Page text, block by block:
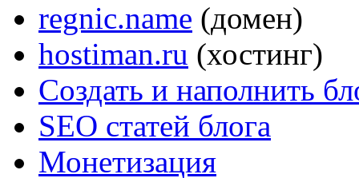
regnic.name (домен)
hostiman.ru (хостинг)
Создать и наполнить
SEO статей блога
Монетизация